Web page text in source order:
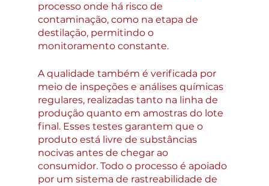
processo onde há risco de
contaminação, como na etapa de
destilação, permitindo o
monitoramento constante.
A qualidade também é verificada por
meio de inspeções e análises químicas
regulares, realizadas tanto na linha de
produção quanto em amostras do lote
final. Esses testes garantem que o
produto está livre de substâncias
nocivas antes de chegar ao
consumidor. Todo o processo é apoiado
por um sistema de rastreabilidade de